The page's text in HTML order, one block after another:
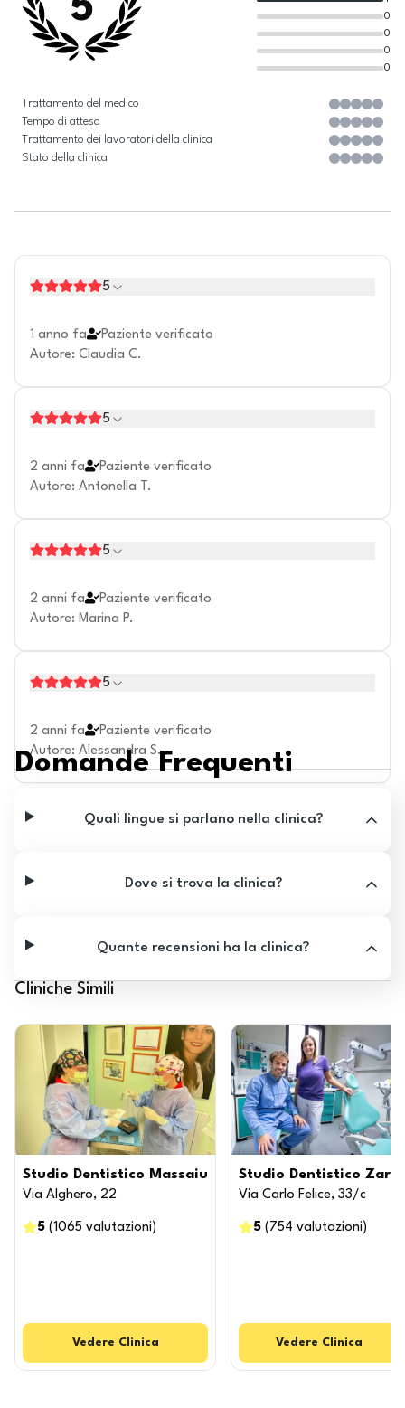
5
0
0
0
0
Trattamento del medico
Tempo di attesa
Trattamento dei lavoratori della clinica
Stato della clinica
5
1 anno fa
Paziente verificato
Autore: Claudia C.
5
2 anni fa
Paziente verificato
Autore: Antonella T.
5
2 anni fa
Paziente verificato
Autore: Marina P.
5
2 anni fa
Paziente verificato
Autore: Alessandra S.
Domande Frequenti
Quali lingue si parlano nella clinica?
Dove si trova la clinica?
Quante recensioni ha la clinica?
Cliniche Simili
Studio Dentistico Massaiu
Via Alghero, 22
5 (1065 valutazioni )
Vedere Clinica
Studio Dentistico Zara
Via Carlo Felice, 33/c
5 ( 754 valutazioni )
Vedere Clinica